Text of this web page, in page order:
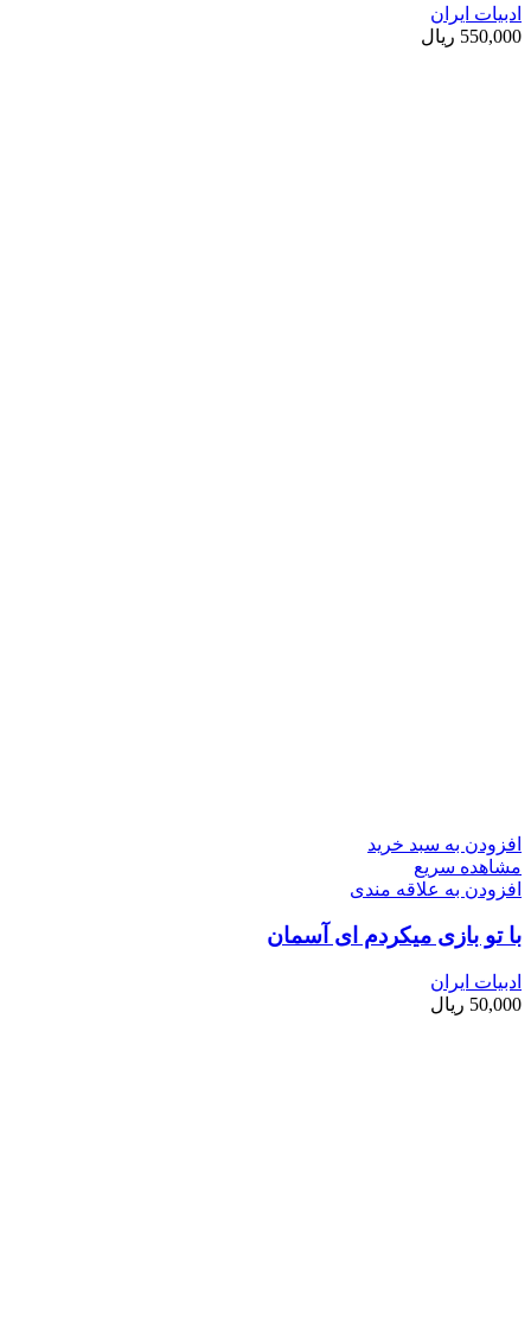
ادبیات ایران
550,000 ریال
افزودن به سبد خرید
مشاهده سریع
افزودن به علاقه مندی
با تو بازی می­کردم ای آسمان
ادبیات ایران
50,000 ریال